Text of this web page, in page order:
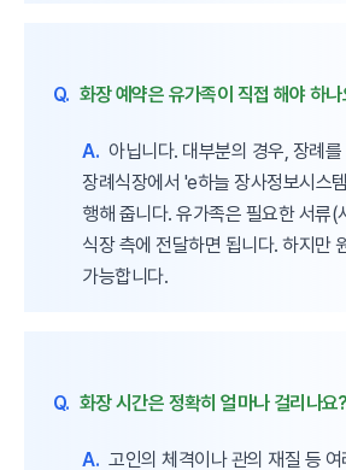
Q. 화장 예약은 유가족이 직접 해야 하
A. 아닙니다. 대부분의 경우, 장례
장례식장에서 'e하늘 장사정보시스
행해 줍니다. 유가족은 필요한 서류(
식장 측에 전달하면 됩니다. 하지만
가능합니다.
Q. 화장 시간은 정확히 얼마나 걸리나요?
A. 고인의 체격이나 관의 재질 등